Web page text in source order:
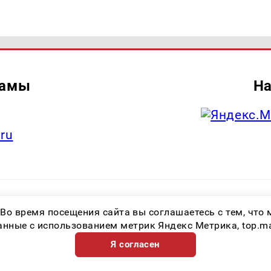
информационной продукции: 16+ Зарегистрировавший орган:
коммуникаций (Роскомнадзор) Регистрационный номер СМИ ЭЛ № ФС
время посещения сайта вы соглашаетесь с тем,
с использованием метрик Яндекс Метрика,
Я согласен